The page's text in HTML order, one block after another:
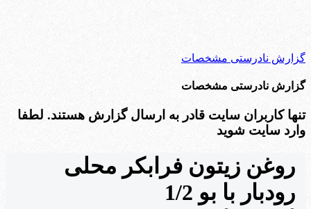
گزارش نادرستی مشخصات
گزارش نادرستی مشخصات
تنها کاربران سایت قادر به ارسال گزارش هستند. لطفا
وارد سایت شوید
روغن زیتون فرابکر محلی
رودبار با بو 1/2